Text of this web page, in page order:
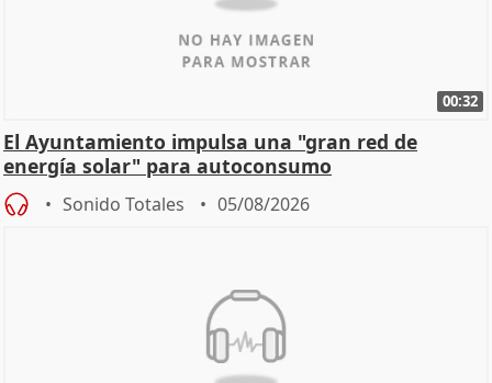
00:32
El Ayuntamiento impulsa una "gran red de
energía solar" para autoconsumo
Sonido Totales 05/08/2026